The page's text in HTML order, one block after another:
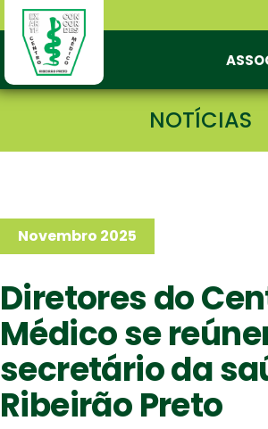
NOTÍCIAS
Novembro 2025
Diretores do
Médico se
secretário da
Ribeirão Preto